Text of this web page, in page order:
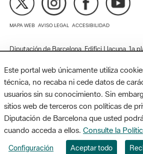
Diputación de Barcelona. Edifici Llacuna, 1a
08005 Barcelona. Tel. 934 022 428 /
Este portal web únicamente utiliza
técnica, no recaba ni cede datos de
usuarios sin su conocimiento. Sin
sitios web de terceros con políticas de
Diputación de Barcelona que usted
cuando acceda a ellos. Consulte la
Configuración Aceptar todo